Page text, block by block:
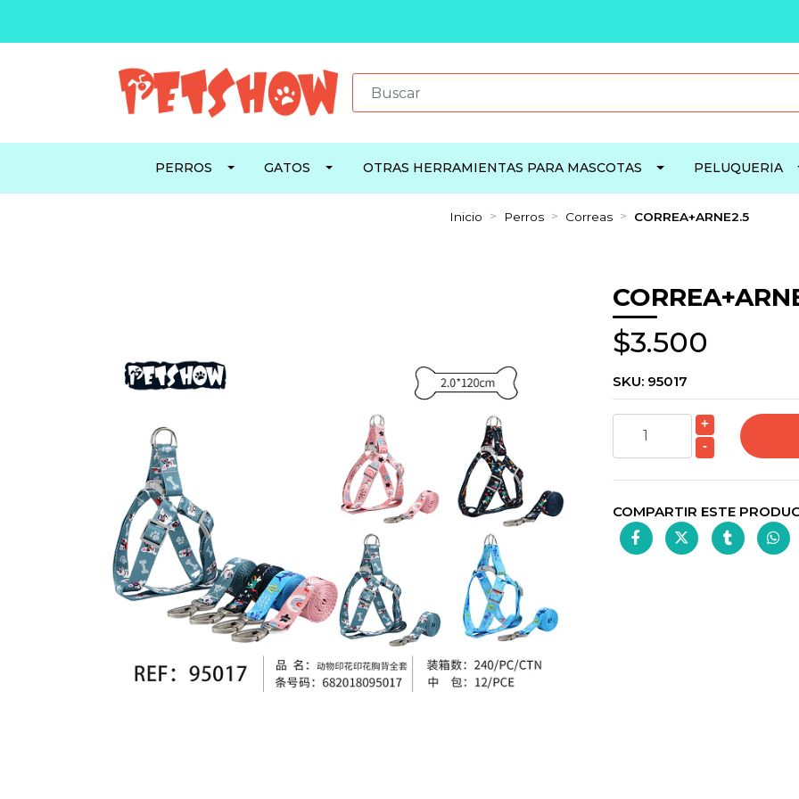
PERROS GATOS OTRAS HERRAMIENTAS PARA MASCOTAS PELUQUERIA
Inicio Perros Correas CORREA+ARNE2.5
$3.500
SKU: 95017
+
-
COMPARTIR ESTE